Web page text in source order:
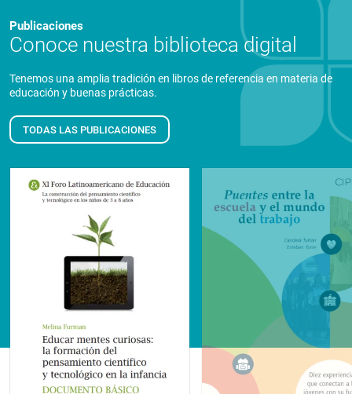
Publicaciones
Conoce nuestra biblioteca digital
Tenemos una amplia tradición en libros de referencia en materia de
educación y buenas prácticas.
TODAS LAS PUBLICACIONES